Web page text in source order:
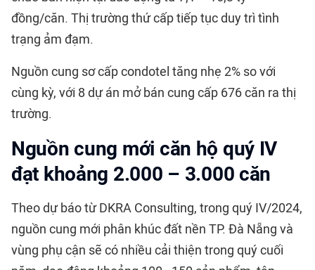
đồng/căn. Thị trường thứ cấp tiếp tục duy trì tình
trạng ảm đạm.
Nguồn cung sơ cấp condotel tăng nhẹ 2% so với
cùng kỳ, với 8 dự án mở bán cung cấp 676 căn ra thị
trường.
Nguồn cung mới căn hộ quý IV
đạt khoảng 2.000 – 3.000 căn
Theo dự báo từ DKRA Consulting, trong quý IV/2024,
nguồn cung mới phân khúc đất nền TP. Đà Nẵng và
vùng phụ cận sẽ có nhiều cải thiện trong quý cuối